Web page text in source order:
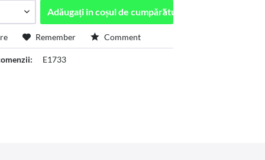
Adăugați incoșul de cumpărături
Remember Comment
E1733